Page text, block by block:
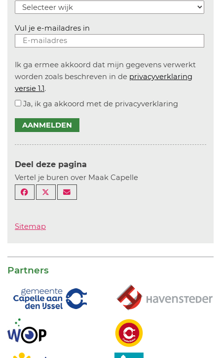
Vul je e-mailadres in
Ik ga ermee akkoord dat mijn gegevens verwerkt
worden zoals beschreven in de privacyverklaring
versie 1.1.
Ja, ik ga akkoord met de privacyverklaring
AANMELDEN
Deel deze pagina
Vertel je buren over Maak Capelle
Sitemap
Partners